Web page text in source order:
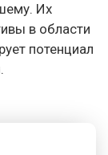
Их
в области
потенциал